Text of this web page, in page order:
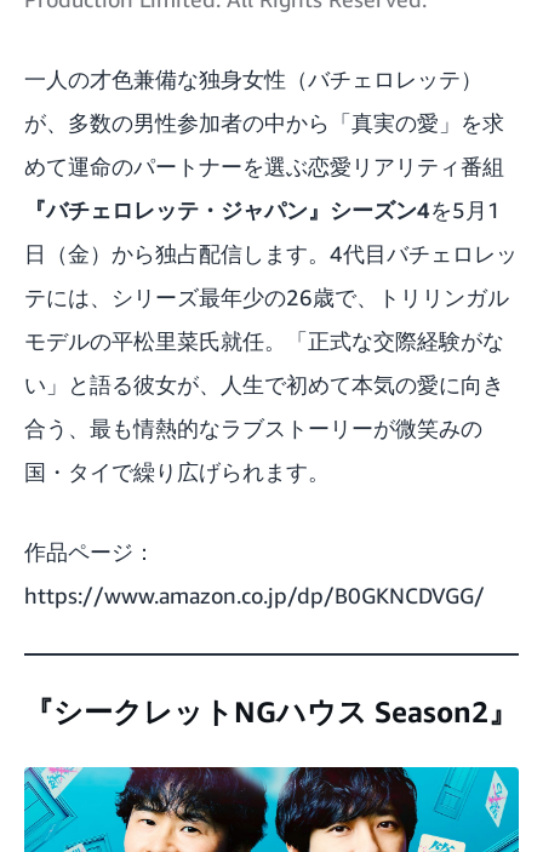
一人の才色兼備な独身女性（バチェロレッテ）
が、多数の男性参加者の中から「真実の愛」を求
めて運命のパートナーを選ぶ恋愛リアリティ番組
『バチェロレッテ・ジャパン』シーズン4を5月1
日（金）から独占配信します。4代目バチェロレッ
テには、シリーズ最年少の26歳で、トリリンガル
モデルの平松里菜氏就任。「正式な交際経験がな
い」と語る彼女が、人生で初めて本気の愛に向き
合う、最も情熱的なラブストーリーが微笑みの
国・タイで繰り広げられます。
作品ページ：
https://www.amazon.co.jp/dp/B0GKNCDVGG/
『シークレットNGハウス Season2』